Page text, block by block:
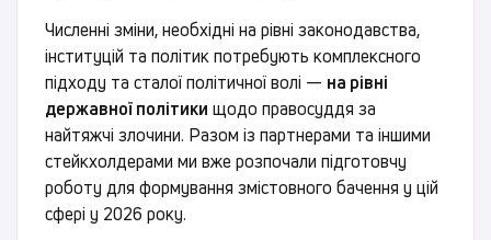
Численні зміни, необхідні на рівні законодавства,
інституцій та політик потребують комплексного
підходу та сталої політичної волі — на рівні
державної політики щодо правосуддя за
найтяжчі злочини. Разом із партнерами та іншими
стейкхолдерами ми вже розпочали підготовчу
роботу для формування змістовного бачення у цій
сфері у 2026 року.